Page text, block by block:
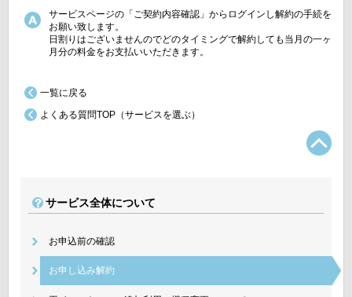
サービスページの「ご契約内容確認」からログインし解約の手続を
お願い致します。
日割りはございませんのでどのタイミングで解約しても当月の一ヶ
月分の料金をお支払いいただきます。
一覧に戻る
よくある質問TOP（サービスを選ぶ）
サービス全体について
お申込前の確認
お申し込み解約